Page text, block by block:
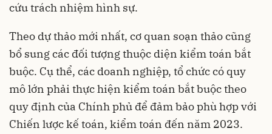
cứu trách nhiệm hình sự.
Theo dự thảo mới nhất, cơ quan soạn thảo cũng
bổ sung các đối tượng thuộc diện kiểm toán bắt
buộc. Cụ thể, các doanh nghiệp, tổ chức có quy
mô lớn phải thực hiện kiểm toán bắt buộc theo
quy định của Chính phủ để đảm bảo phù hợp với
Chiến lược kế toán, kiểm toán đến năm 2023.